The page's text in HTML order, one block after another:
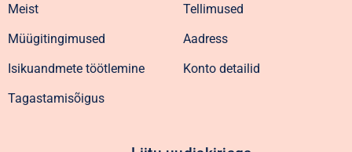
Meist
Müügitingimused
Isikuandmete töötlemine
Tagastamisõigus
Tellimused
Aadress
Konto detailid